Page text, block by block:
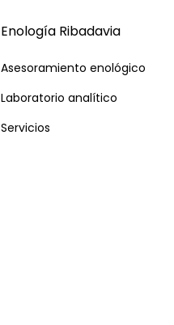
Enología Ribadavia
Asesoramiento enológico
Laboratorio analítico
Servicios